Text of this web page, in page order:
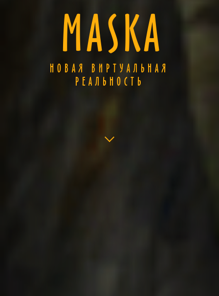
MASKA
НОВАЯ ВИРТУАЛЬНАЯ
РЕАЛЬНОСТЬ